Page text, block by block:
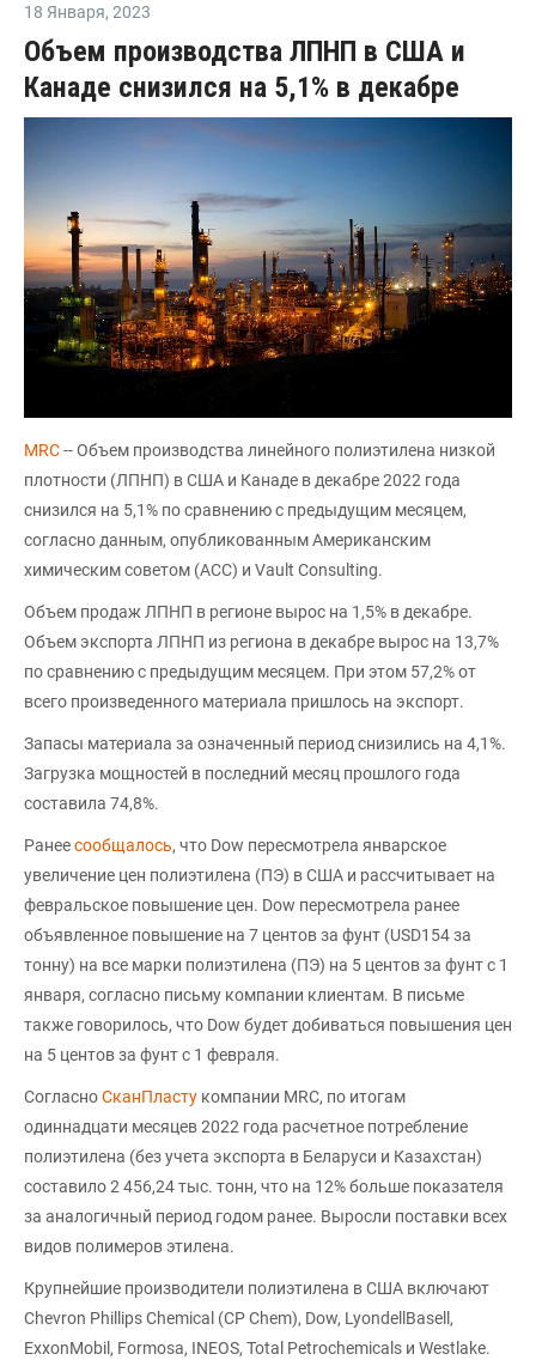
18 Января, 2023
Объем производства ЛПНП в США и
Канаде снизился на 5,1% в декабре
MRC-- Объем производства линейного полиэтилена низкой
плотности (ЛПНП) в США и Канаде в декабре 2022 года
снизился на 5,1% по сравнению с предыдущим месяцем,
согласно данным, опубликованным Американским
химическим советом (ACC) и Vault Consulting.
Объем продаж ЛПНП в регионе вырос на 1,5% в декабре.
Объем экспорта ЛПНП из региона в декабре вырос на 13,7%
по сравнению с предыдущим месяцем. При этом 57,2% от
всего произведенного материала пришлось на экспорт.
Запасы материала за означенный период снизились на 4,1%.
Загрузка мощностей в последний месяц прошлого года
составила 74,8%.
Ранеесообщалось, что Dow пересмотрела январское
увеличение цен полиэтилена (ПЭ) в США и рассчитывает на
февральское повышение цен. Dow пересмотрела ранее
объявленное повышение на 7 центов за фунт (USD154 за
тонну) на все марки полиэтилена (ПЭ) на 5 центов за фунт с 1
января, согласно письму компании клиентам. В письме
также говорилось, что Dow будет добиваться повышения цен
на 5 центов за фунт с 1 февраля.
СогласноСканПласту компании MRC, по итогам
одиннадцати месяцев 2022 года расчетное потребление
полиэтилена (без учета экспорта в Беларуси и Казахстан)
составило 2 456,24 тыс. тонн, что на 12% больше показателя
за аналогичный период годом ранее. Выросли поставки всех
видов полимеров этилена.
Крупнейшие производители полиэтилена в США включают
Chevron Phillips Chemical (CP Chem), Dow, LyondellBasell,
ExxonMobil, Formosa, INEOS, Total Petrochemicals и Westlake.